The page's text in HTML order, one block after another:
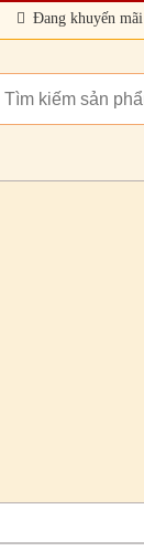
Đang khuyến mãi